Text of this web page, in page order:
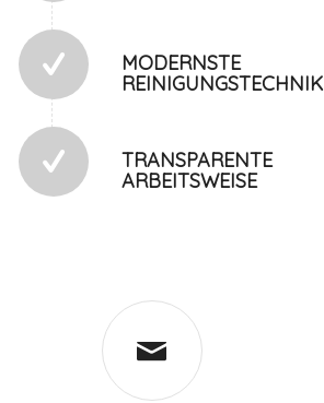
MODERNSTE
REINIGUNGSTECHNIK
TRANSPARENTE
ARBEITSWEISE